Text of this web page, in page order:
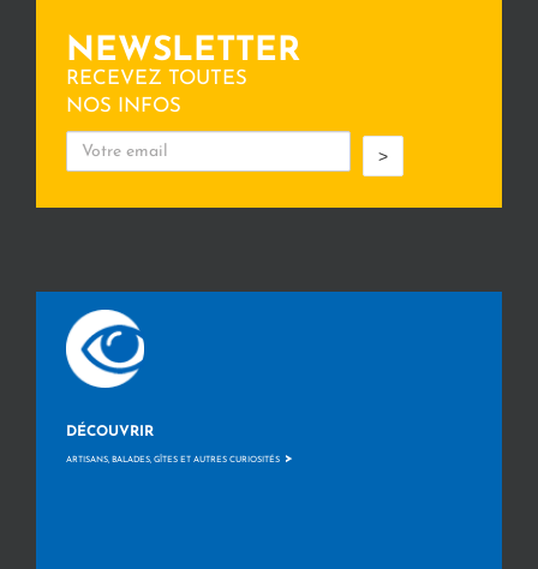
NEWSLETTER
RECEVEZ TOUTES
NOS INFOS
>
DÉCOUVRIR
ARTISANS, BALADES, GÎTES ET AUTRES CURIOSITÉS >